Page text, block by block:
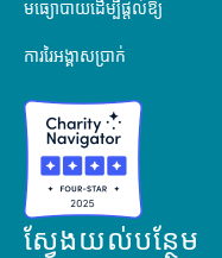
មធ្យោបាយដើម្បីផ្តល់ឱ្យ
ការរៃអង្គាសប្រាក់
ស្វែងយល់បន្ថែម